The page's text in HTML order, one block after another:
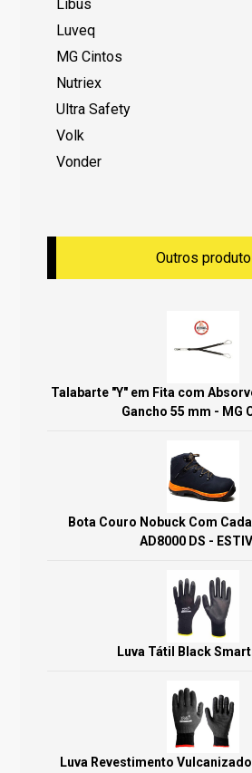
Libus
Luveq
MG Cintos
Nutriex
Ultra Safety
Volk
Vonder
Outros
Talabarte "Y" em Fita com
Gancho 55 mm - MG
Bota Couro Nobuck Com
AD8000 DS -
Luva Tátil Black
Luva Revestimento